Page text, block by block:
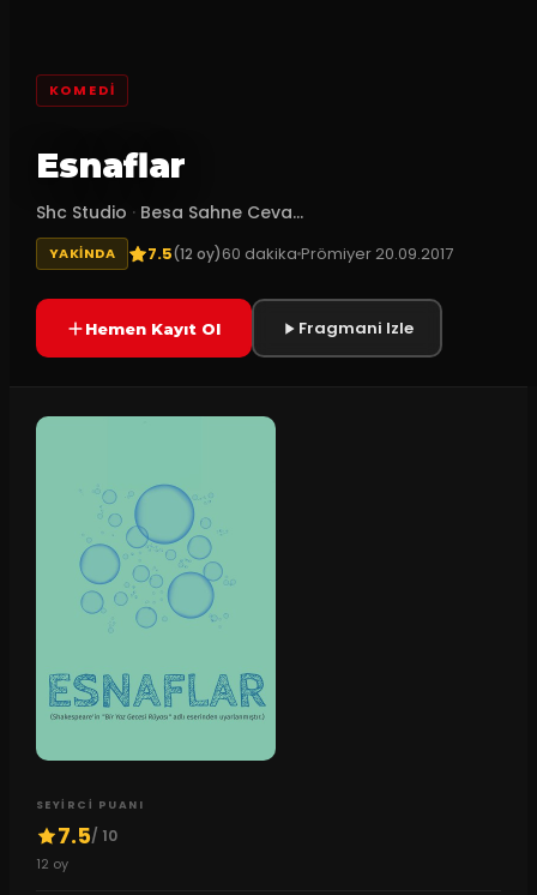
KOMEDI
Esnaflar
Shc Studio · Besa Sahne Ceva...
YAKINDA 7.5(12 oy)60 dakikaPrömiyer 20.09.2017
Hemen Kayıt Ol Fragmani Izle
SEYIRCI PUANI
7.5/ 10
12 oy